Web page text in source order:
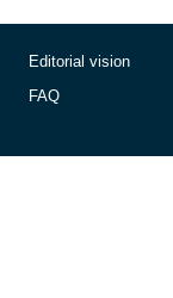
Editorial vision
FAQ